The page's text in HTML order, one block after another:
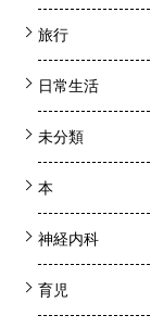
旅行
日常生活
未分類
本
神経内科
育児